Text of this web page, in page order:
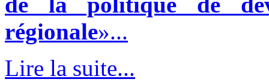
régionale»...
Lire la suite...